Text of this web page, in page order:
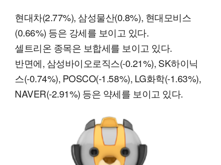
현대차(2.77%), 삼성물산(0.8%), 현대모비스
(0.66%) 등은 강세를 보이고 있다.
셀트리온 종목은 보합세를 보이고 있다.
반면에, 삼성바이오로직스(-0.21%), SK하이닉
스(-0.74%), POSCO(-1.58%), LG화학(-1.63%),
NAVER(-2.91%) 등은 약세를 보이고 있다.